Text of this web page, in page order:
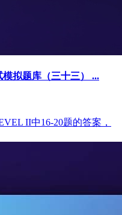
拟题库（三十三） ...
II中16-20题的答案，